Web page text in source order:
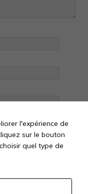
l'expérience de
sur le bouton
quel type de